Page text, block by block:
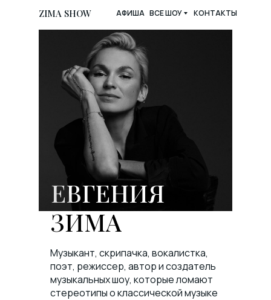
ZIMA SHOW АФИША ВСЕ ШОУ КОНТАКТЫ
ЕВГЕНИЯ
ЗИМА
Музыкант, скрипачка, вокалистка,
поэт, режиссер, автор и создатель
музыкальных шоу, которые ломают
стереотипы о классической музыке